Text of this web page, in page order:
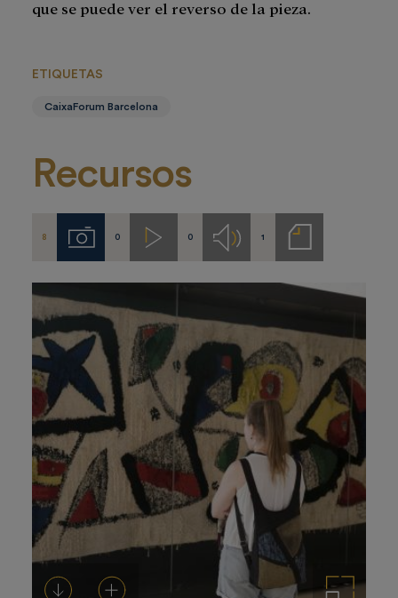
que se puede ver el reverso de la pieza.
ETIQUETAS
CaixaForum Barcelona
Recursos
8 Imágenes
0 Videos
0 Audios1
Notas
de
DescargarAñadir al carrito Ampliar imagen